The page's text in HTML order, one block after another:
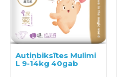
Autiņbiksītes Mulimi
L 9-14kg 40gab